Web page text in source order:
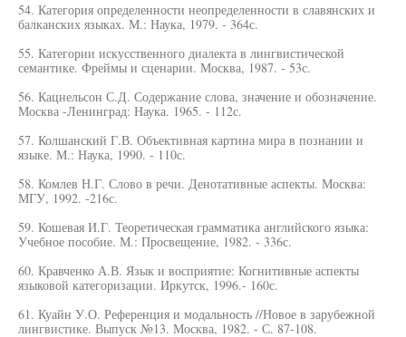
54. Категория определенности неопределенности в славянских и
балканских языках. М.: Наука, 1979. - 364с.
55. Категории искусственного диалекта в лингвистической
семантике. Фреймы и сценарии. Москва, 1987. - 53с.
56. Кацнельсон С.Д. Содержание слова, значение и обозначение.
Москва -Ленинград: Наука. 1965. - 112с.
57. Колшанский Г.В. Объективная картина мира в познании и
языке. М.: Наука, 1990. - 110с.
58. Комлев Н.Г. Слово в речи. Денотативные аспекты. Москва:
МГУ, 1992. -216с.
59. Кошевая И.Г. Теоретическая грамматика английского языка:
Учебное пособие. М.: Просвещение, 1982. - 336с.
60. Кравченко А.В. Язык и восприятие: Когнитивные аспекты
языковой категоризации. Иркутск, 1996.- 160с.
61. Куайн У.О. Референция и модальность //Новое в зарубежной
лингвистике. Выпуск №13. Москва, 1982. - С. 87-108.